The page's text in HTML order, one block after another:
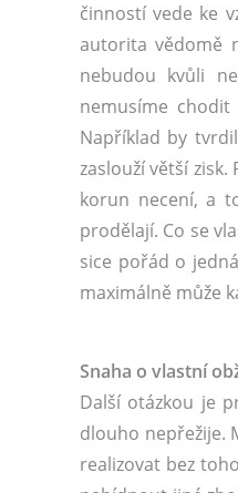
činností vede ke
autorita vědomě
nebudou kvůli
nemusíme
Například by
zaslouží větší
korun necení, a
prodělají. Co se
sice pořád o
maximálně může
Snaha o vlastní
Další otázkou je
dlouho nepřežije.
realizovat bez